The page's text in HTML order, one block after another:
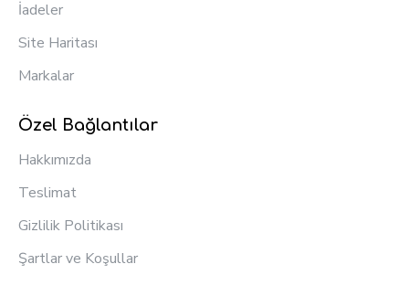
İadeler
Site Haritası
Markalar
Özel Bağlantılar
Hakkımızda
Teslimat
Gizlilik Politikası
Şartlar ve Koşullar